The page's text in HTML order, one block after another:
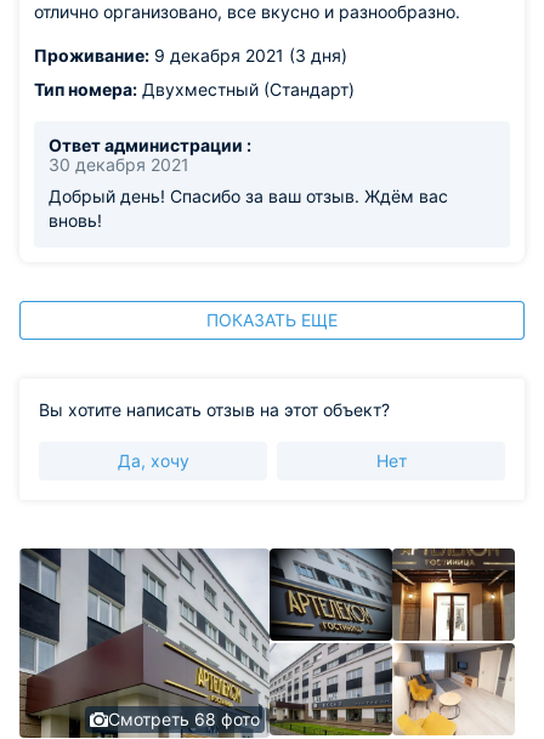
отлично организовано, все вкусно и разнообразно.
Проживание: 9 декабря 2021 (3 дня)
Тип номера: Двухместный (Стандарт)
Ответ администрации :
30 декабря 2021
Добрый день! Спасибо за ваш отзыв. Ждём вас
вновь!
ПОКАЗАТЬ ЕЩЕ
Вы хотите написать отзыв на этот объект?
Да, хочу Нет
Смотреть 68 фото